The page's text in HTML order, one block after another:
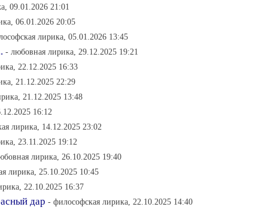
09.01.2026 21:01
06.01.2026 20:05
лирика, 05.01.2026 13:45
- любовная лирика, 29.12.2025 19:21
22.12.2025 16:33
21.12.2025 22:29
21.12.2025 13:48
16:12
лирика, 14.12.2025 23:02
23.11.2025 19:12
лирика, 26.10.2025 19:40
лирика, 25.10.2025 10:45
22.10.2025 16:37
дар - философская лирика, 22.10.2025 14:40